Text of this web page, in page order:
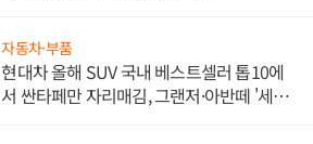
자동차·부품
현대차 올해 SUV 국내 베스트셀러 톱10에
서 싼타페만 자리매김, 그랜저·아반떼 '세단